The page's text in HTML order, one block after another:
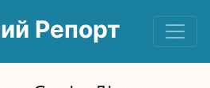
Репорт